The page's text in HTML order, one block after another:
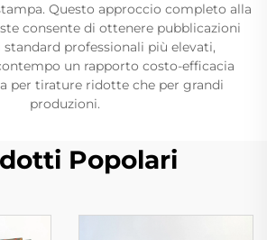
Questo approccio completo alla
consente di ottenere pubblicazioni
professionali più elevati,
un rapporto costo-efficacia
per tirature ridotte che per grandi
produzioni.
Popolari